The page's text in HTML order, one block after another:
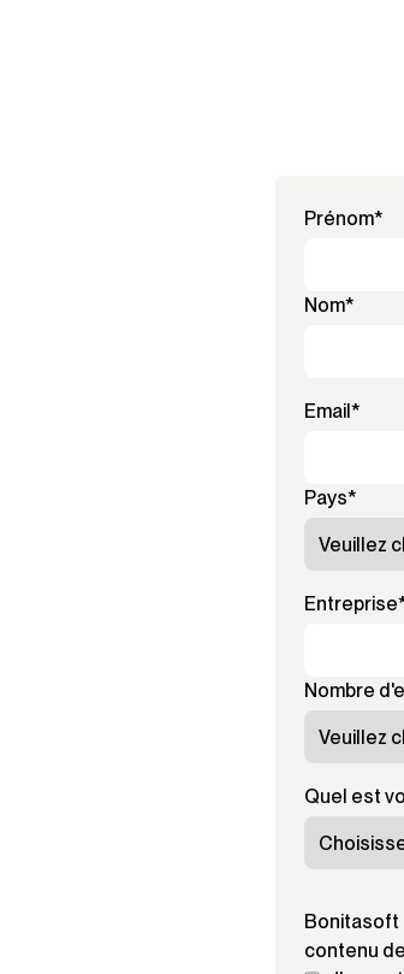
Prénom*
Nom*
Email*
Pays*
Entreprise
Nombre
Quel est
Bonitasoft
contenu